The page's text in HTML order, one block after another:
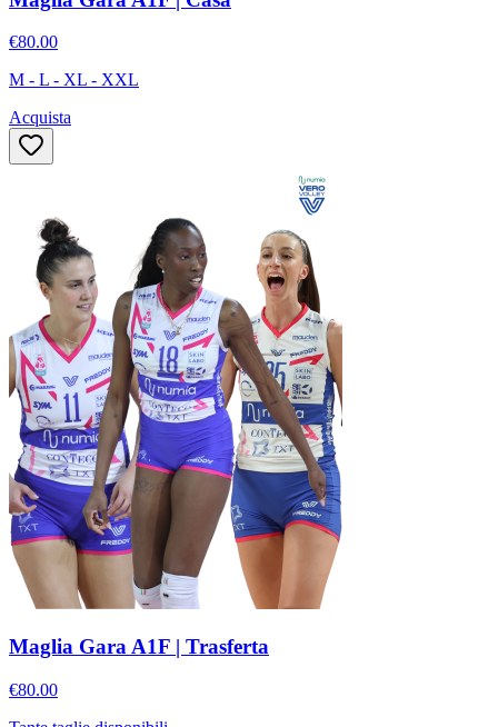
€80.00
M - L - XL - XXL
Acquista
Maglia Gara A1F | Trasferta
€80.00